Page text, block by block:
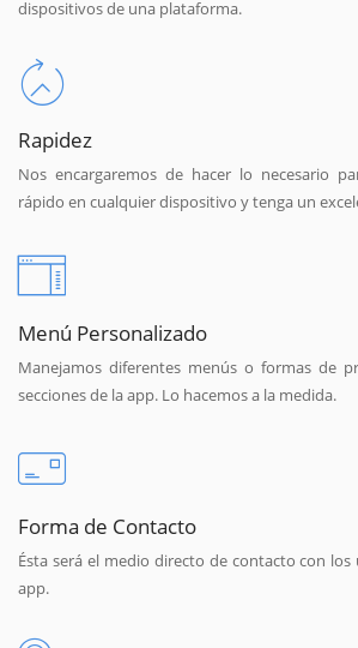
dispositivos de una plataforma.
Rapidez
Nos encargaremos de hacer lo necesario
rápido en cualquier dispositivo y tenga un
Menú Personalizado
Manejamos diferentes menús o formas de
secciones de la app. Lo hacemos a la medida.
Forma de Contacto
Ésta será el medio directo de contacto con
app.